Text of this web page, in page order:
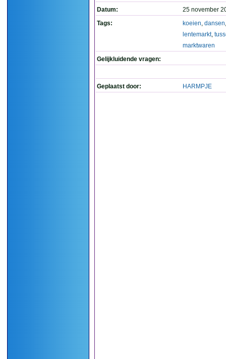
Datum:
25 november
Tags:
koeien, dansen,
lentemarkt,
marktwaren
Gelijkluidende vragen:
Geplaatst door: HARMPJE